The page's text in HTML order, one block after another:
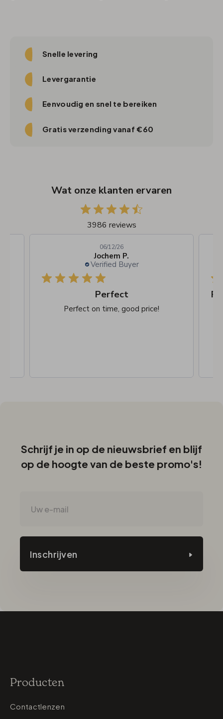
Snelle levering
Levergarantie
Eenvoudig en snel te bereiken
Gratis verzending vanaf €60
Wat onze klanten ervaren
3986 reviews
Jochem P.
Verified Buyer
06/12/26
Perfect
Perfect on time, good price!
Schrijf je in op de nieuwsbrief en blijf
op de hoogte van de beste promo's!
Inschrijven
Producten
Contactlenzen